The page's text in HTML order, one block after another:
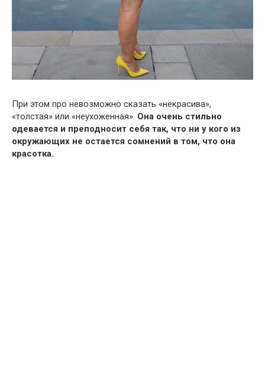
При этом про невозможно сказать «некрасива»,
«толстая» или «неухоженная». Она очень стильно
одевается и преподносит себя так, что ни у кого из
окружающих не остается сомнений в том, что она
красотка.